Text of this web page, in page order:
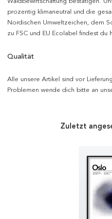
prozentig klimaneutral und die
Nordischen Umweltzeichen, dem
zu FSC und EU Ecolabel findest du
Qualität
Alle unsere Artikel sind vor
Problemen wende dich bitte an
Zuletzt